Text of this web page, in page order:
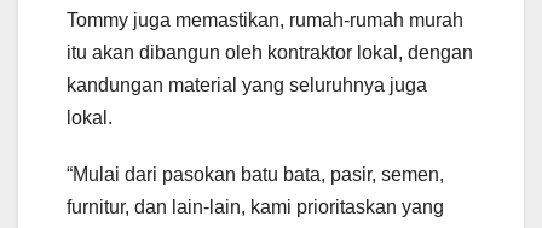
Tommy juga memastikan, rumah-rumah murah
itu akan dibangun oleh kontraktor lokal, dengan
kandungan material yang seluruhnya juga
lokal.
“Mulai dari pasokan batu bata, pasir, semen,
furnitur, dan lain-lain, kami prioritaskan yang